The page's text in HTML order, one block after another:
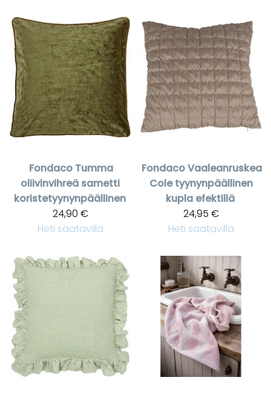
Fondaco Tumma
oliivinvihreä sametti
koristetyynynpäällinen
24,90 €
Heti saatavilla
FondacoVaaleanruskea
Cole tyynynpäällinen
kupla efektillä
24,95 €
Heti saatavilla